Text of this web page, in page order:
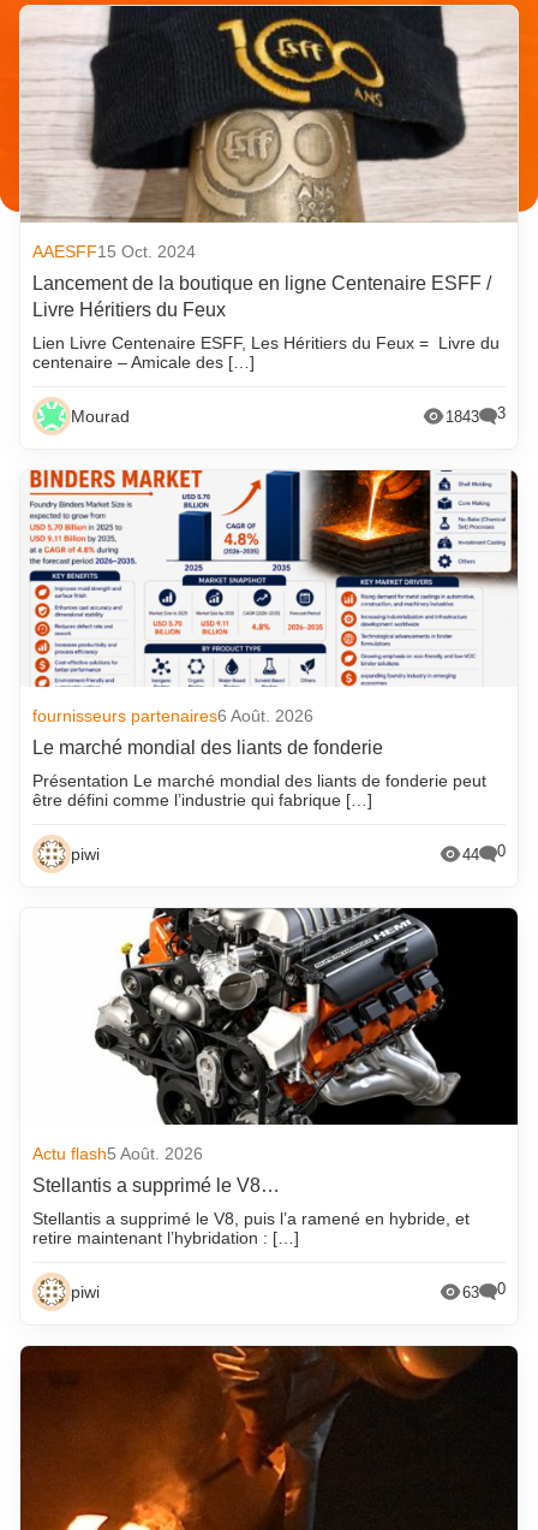
AAESFF15 Oct. 2024
Lancement de la boutique en ligne Centenaire ESFF /
Livre Héritiers du Feux
Lien Livre Centenaire ESFF, Les Héritiers du Feux = Livre du
centenaire – Amicale des […]
Mourad 1843 3
fournisseurs partenaires6 Août. 2026
Le marché mondial des liants de fonderie
Présentation Le marché mondial des liants de fonderie peut
être défini comme l’industrie qui fabrique […]
piwi 44 0
Actu flash5 Août. 2026
Stellantis a supprimé le V8…
Stellantis a supprimé le V8, puis l’a ramené en hybride, et
retire maintenant l’hybridation : […]
piwi 63 0